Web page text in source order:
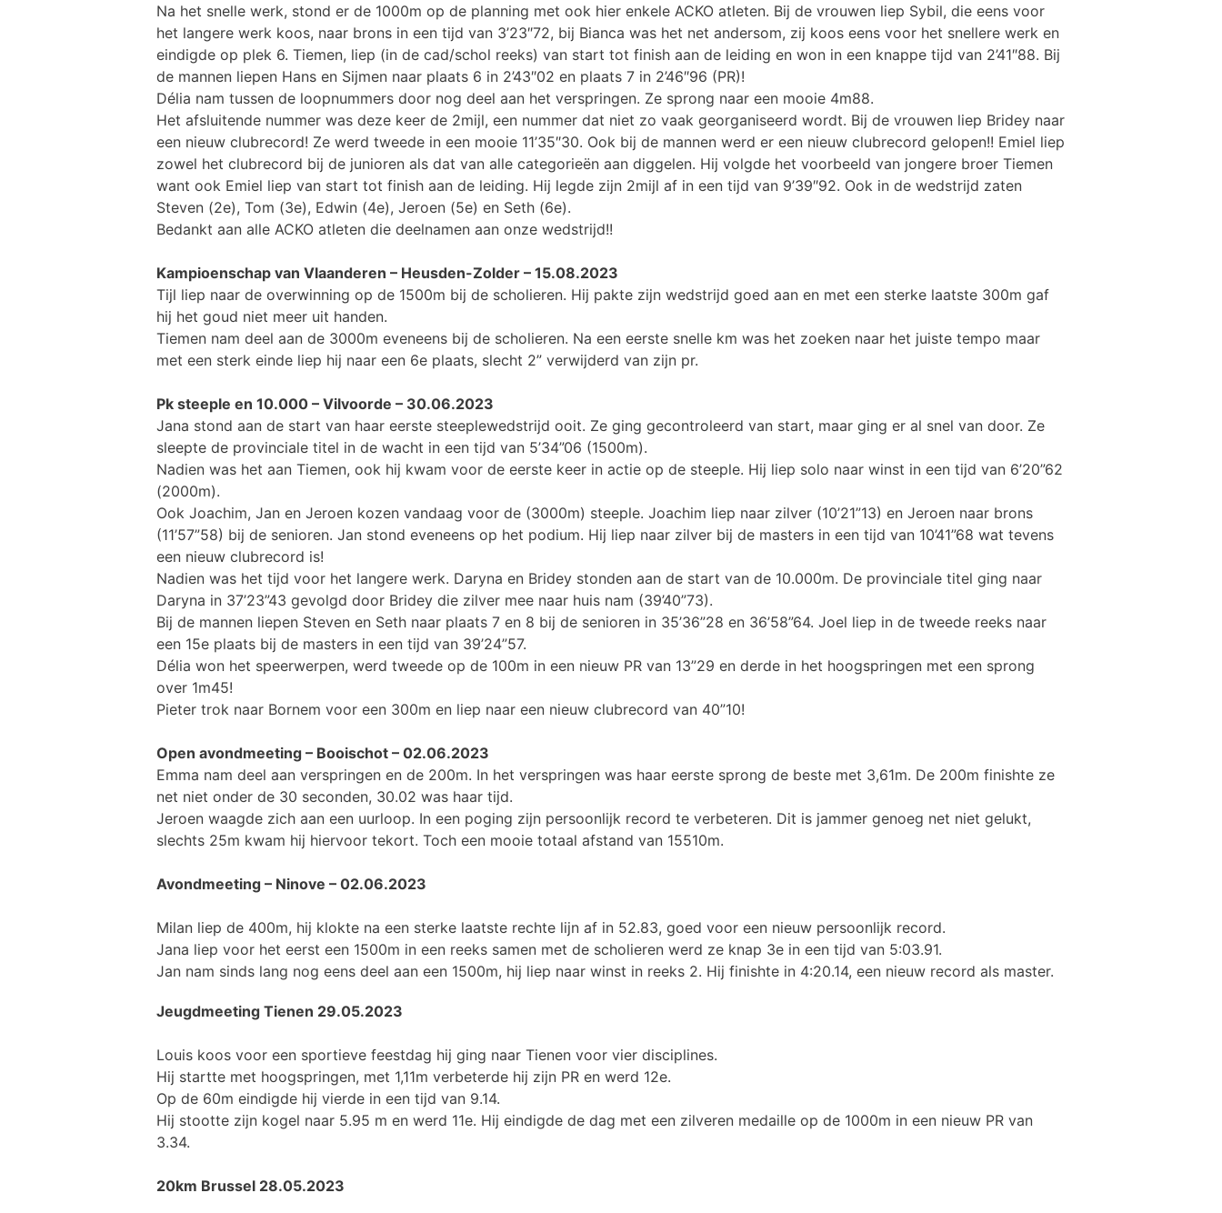
Na het snelle werk, stond er de 1000m op de planning met ook hier enkele ACKO atleten. Bij de vrouwen liep Sybil, die eens voor
het langere werk koos, naar brons in een tijd van 3’23″72, bij Bianca was het net andersom, zij koos eens voor het snellere werk en
eindigde op plek 6. Tiemen, liep (in de cad/schol reeks) van start tot finish aan de leiding en won in een knappe tijd van 2’41″88. Bij
de mannen liepen Hans en Sijmen naar plaats 6 in 2’43″02 en plaats 7 in 2’46″96 (PR)!
Délia nam tussen de loopnummers door nog deel aan het verspringen. Ze sprong naar een mooie 4m88.
Het afsluitende nummer was deze keer de 2mijl, een nummer dat niet zo vaak georganiseerd wordt. Bij de vrouwen liep Bridey naar
een nieuw clubrecord! Ze werd tweede in een mooie 11’35″30. Ook bij de mannen werd er een nieuw clubrecord gelopen!! Emiel liep
zowel het clubrecord bij de junioren als dat van alle categorieën aan diggelen. Hij volgde het voorbeeld van jongere broer Tiemen
want ook Emiel liep van start tot finish aan de leiding. Hij legde zijn 2mijl af in een tijd van 9’39″92. Ook in de wedstrijd zaten
Steven (2e), Tom (3e), Edwin (4e), Jeroen (5e) en Seth (6e).
Bedankt aan alle ACKO atleten die deelnamen aan onze wedstrijd!!
Kampioenschap van Vlaanderen – Heusden-Zolder – 15.08.2023
Tijl liep naar de overwinning op de 1500m bij de scholieren. Hij pakte zijn wedstrijd goed aan en met een sterke laatste 300m gaf
hij het goud niet meer uit handen.
Tiemen nam deel aan de 3000m eveneens bij de scholieren. Na een eerste snelle km was het zoeken naar het juiste tempo maar
met een sterk einde liep hij naar een 6e plaats, slecht 2” verwijderd van zijn pr.
Pk steeple en 10.000 – Vilvoorde – 30.06.2023
Jana stond aan de start van haar eerste steeplewedstrijd ooit. Ze ging gecontroleerd van start, maar ging er al snel van door. Ze
sleepte de provinciale titel in de wacht in een tijd van 5’34”06 (1500m).
Nadien was het aan Tiemen, ook hij kwam voor de eerste keer in actie op de steeple. Hij liep solo naar winst in een tijd van 6’20”62
(2000m).
Ook Joachim, Jan en Jeroen kozen vandaag voor de (3000m) steeple. Joachim liep naar zilver (10’21”13) en Jeroen naar brons
(11’57”58) bij de senioren. Jan stond eveneens op het podium. Hij liep naar zilver bij de masters in een tijd van 10’41”68 wat tevens
een nieuw clubrecord is!
Nadien was het tijd voor het langere werk. Daryna en Bridey stonden aan de start van de 10.000m. De provinciale titel ging naar
Daryna in 37’23”43 gevolgd door Bridey die zilver mee naar huis nam (39’40”73).
Bij de mannen liepen Steven en Seth naar plaats 7 en 8 bij de senioren in 35’36”28 en 36’58”64. Joel liep in de tweede reeks naar
een 15e plaats bij de masters in een tijd van 39’24”57.
Délia won het speerwerpen, werd tweede op de 100m in een nieuw PR van 13”29 en derde in het hoogspringen met een sprong
over 1m45!
Pieter trok naar Bornem voor een 300m en liep naar een nieuw clubrecord van 40”10!
Open avondmeeting – Booischot – 02.06.2023
Emma nam deel aan verspringen en de 200m. In het verspringen was haar eerste sprong de beste met 3,61m. De 200m finishte ze
net niet onder de 30 seconden, 30.02 was haar tijd.
Jeroen waagde zich aan een uurloop. In een poging zijn persoonlijk record te verbeteren. Dit is jammer genoeg net niet gelukt,
slechts 25m kwam hij hiervoor tekort. Toch een mooie totaal afstand van 15510m.
Avondmeeting – Ninove – 02.06.2023
Milan liep de 400m, hij klokte na een sterke laatste rechte lijn af in 52.83, goed voor een nieuw persoonlijk record.
Jana liep voor het eerst een 1500m in een reeks samen met de scholieren werd ze knap 3e in een tijd van 5:03.91.
Jan nam sinds lang nog eens deel aan een 1500m, hij liep naar winst in reeks 2. Hij finishte in 4:20.14, een nieuw record als master.
Jeugdmeeting Tienen 29.05.2023
Louis koos voor een sportieve feestdag hij ging naar Tienen voor vier disciplines.
Hij startte met hoogspringen, met 1,11m verbeterde hij zijn PR en werd 12e.
Op de 60m eindigde hij vierde in een tijd van 9.14.
Hij stootte zijn kogel naar 5.95 m en werd 11e. Hij eindigde de dag met een zilveren medaille op de 1000m in een nieuw PR van
3.34.
20km Brussel 28.05.2023